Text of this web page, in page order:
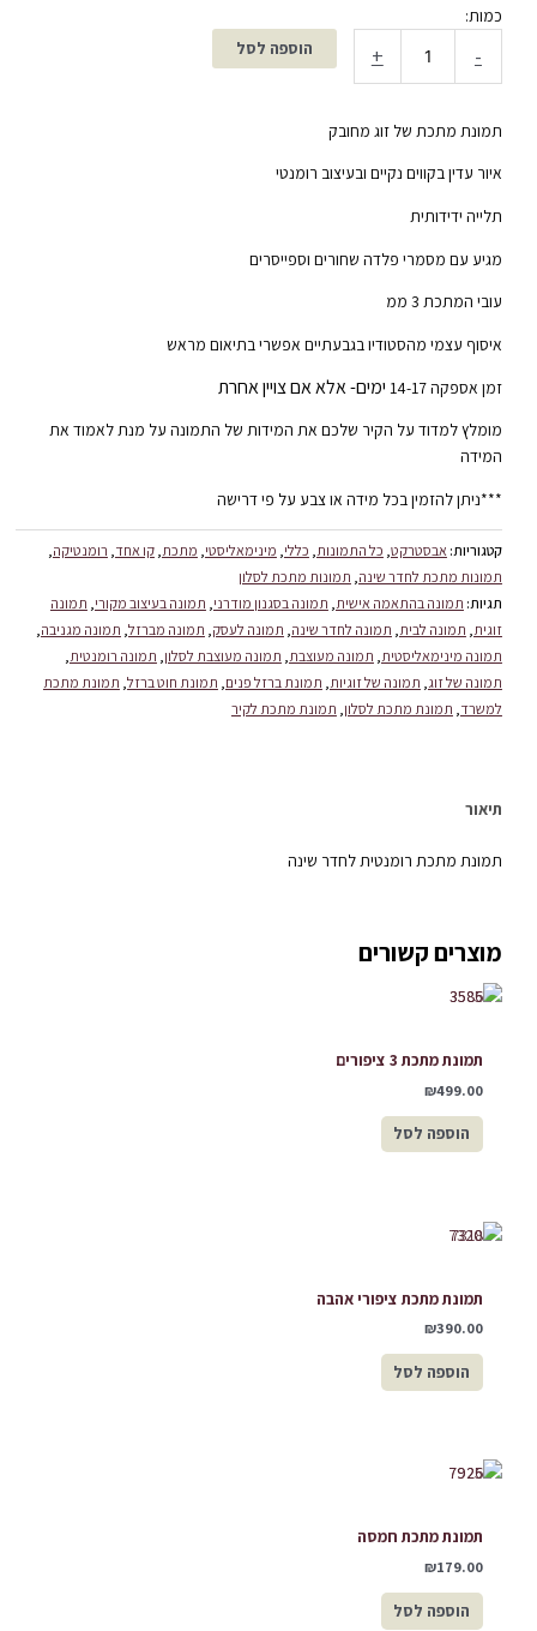
כמות:
+ הוספה לסל
תמונת מתכת של זוג מחובק
איור עדין בקווים נקיים ובעיצוב רומנטי
תלייה ידידותית
מגיע עם מסמרי פלדה שחורים וספייסרים
עובי המתכת 3 ממ
איסוף עצמי מהסטודיו בגבעתיים אפשרי בתיאום מראש
זמן אספקה 14-17
ימים- אלא אם צויין אחרת
מומלץ למדוד על הקיר שלכם את המידות של התמונה על מנת לאמוד את
המידה
***ניתן להזמין בכל מידה או צבע על פי דרישה
קטגוריות:אבסטרקט,כל התמונות,כללי,מינימאליסטי,מתכת,קו אחד,רומנטיקה,
תמונות מתכת לחדר שינה,תמונות מתכת לסלון
תגיות:תמונה בהתאמה אישית,תמונה בסגנון מודרני,תמונה בעיצוב מקורי,תמונה
זוגית,תמונה לבית,תמונה לחדר שינה,תמונה לעסק,תמונה מברזל,תמונה מגניבה,
תמונה מינימאליסטית,תמונה מעוצבת,תמונה מעוצבת לסלון,תמונה רומנטית,
תמונה של זוג,תמונה של זוגיות,תמונת ברזל פנים,תמונת חוט ברזל,תמונת מתכת
למשרד,תמונת מתכת לסלון,תמונת מתכת לקיר
תיאור
תמונת מתכת רומנטית לחדר שינה
מוצרים קשורים
תמונת מתכת 3 ציפורים
₪499.00
הוספה לסל
תמונת מתכת ציפורי אהבה
₪390.00
הוספה לסל
תמונת מתכת חמסה
₪179.00
הוספה לסל